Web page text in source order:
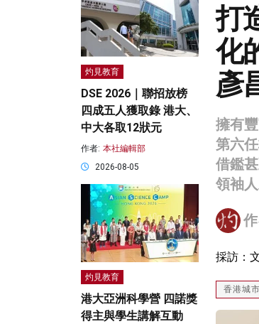
打
化
彥
擁有
第六
借鑑
領袖
採訪：
香港城
灼見教育
DSE 2026｜聯招放榜
四成五人獲取錄 港大、
中大各取12狀元
作者: 本社編輯部
2026-08-05
灼見教育
港大亞洲科學營 四諾獎
得主與學生講解互動